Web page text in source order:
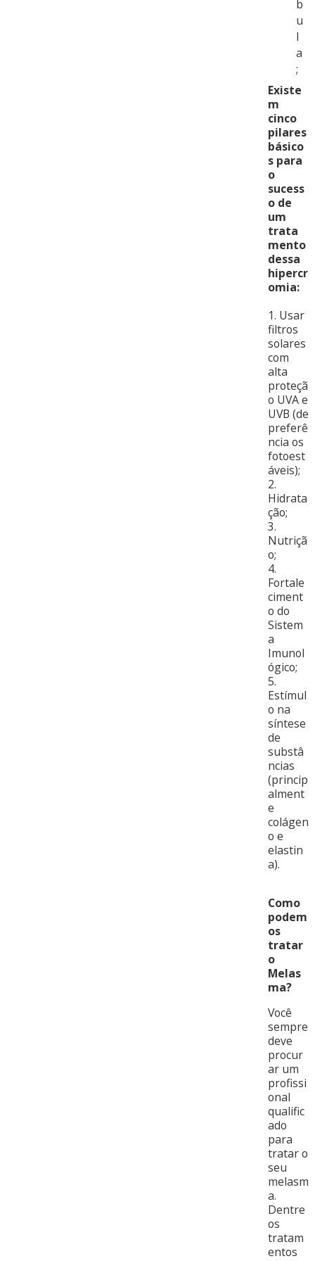
b
u
l
a
;
Existe
m
cinco
pilares
básico
s para
o
sucess
o de
um
trata
mento
dessa
hipercr
omia:
1. Usar
filtros
solares
com
alta
proteçã
o UVA e
UVB (de
preferê
ncia os
fotoest
áveis);
2.
Hidrata
ção;
3.
Nutriçã
o;
4.
Fortale
ciment
o do
Sistem
a
Imunol
ógico;
5.
Estímul
o na
síntese
de
substâ
ncias
(princip
alment
e
colágen
o e
elastin
a).
Como
podem
os
tratar
o
Melas
ma?
Você
sempre
deve
procur
ar um
profissi
onal
qualific
ado
para
tratar o
seu
melasm
a.
Dentre
os
tratam
entos